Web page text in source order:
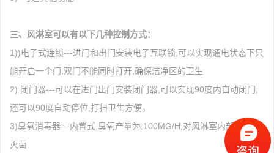
三、风淋室可以有以下几种控制方式：
1))电子式连锁---进门和出门安装电子互联锁,可以实现通电状态下只
能开启一个门,双门不能同时打开,确保洁净区的卫生
2) 闭门器---可以在进门出门安装闭门器,可以实现90度内自动闭门,
还可以90度自动停位,打扫卫生方便。
3)臭氧消毒器---内置式,臭氧产量为:100MG/H,对风淋室内部的消毒
灭菌.